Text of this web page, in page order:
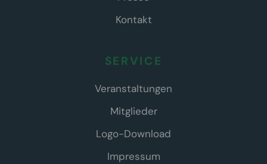
Kontakt
SERVICE
Veranstaltungen
Mitglieder
Logo-Download
Impressum